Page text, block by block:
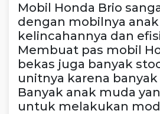
Mobil Honda Brio
dengan mobilnya
kelincahannya dan
Membuat pas mobil
bekas juga banyak
unitnya karena
Banyak anak muda
untuk melakukan